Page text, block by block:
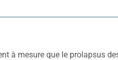
à mesure que le prolapsus